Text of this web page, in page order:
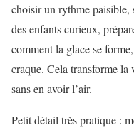
choisir un rythme paisible,
des enfants curieux,
comment la glace se
craque. Cela transforme
sans en avoir l’air.
Petit détail très pratique :